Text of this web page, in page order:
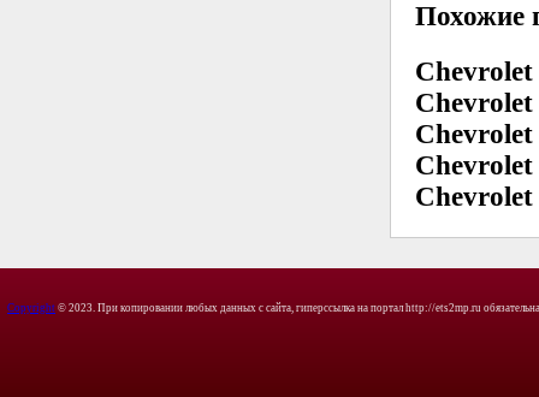
Похожие
Copyright © 2023. При копировании любых данных с сайта, гиперссылка на портал http://ets2mp.ru